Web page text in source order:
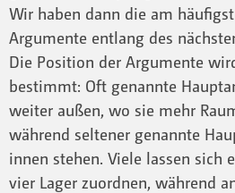
Wir haben dann die am
Argumente entlang des
Die Position der Argumente
bestimmt: Oft genannte
weiter außen, wo sie mehr
während seltener genannte
innen stehen. Viele lassen sich
vier Lager zuordnen, während